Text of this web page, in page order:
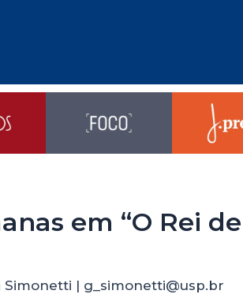
em “O Rei de
Simonetti | g_simonetti@usp.br